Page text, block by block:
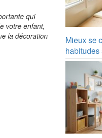
qui
votre enfant,
la décoration
Mieux se